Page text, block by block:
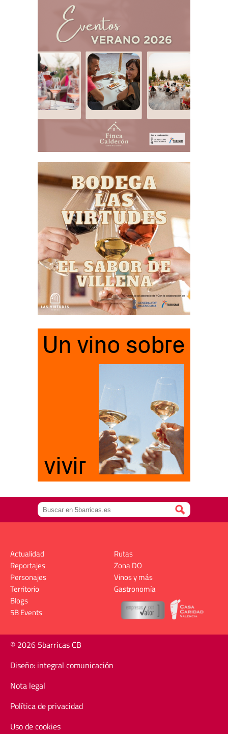
Actualidad
Reportajes
Personajes
Territorio
Rutas
Zona DO
Vinos y más
Gastronomía
Blogs
5B Events
© 2026 5barricas CB
Diseño: integral comunicación
Nota legal
Política de privacidad
Uso de cookies